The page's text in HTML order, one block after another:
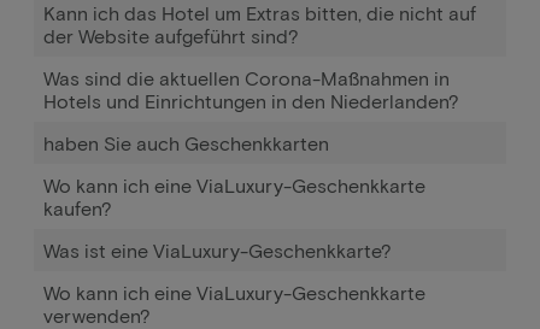
Kann ich das Hotel um Extras bitten, die nicht auf
der Website aufgeführt sind?
Was sind die aktuellen Corona-Maßnahmen in
Hotels und Einrichtungen in den Niederlanden?
haben Sie auch Geschenkkarten
Wo kann ich eine ViaLuxury-Geschenkkarte
kaufen?
Was ist eine ViaLuxury-Geschenkkarte?
Wo kann ich eine ViaLuxury-Geschenkkarte
verwenden?